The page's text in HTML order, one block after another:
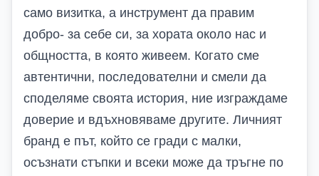
само визитка, а инструмент да правим
добро- за себе си, за хората около нас и
общността, в която живеем. Когато сме
автентични, последователни и смели да
споделяме своята история, ние изграждаме
доверие и вдъхновяваме другите. Личният
бранд е път, който се гради с малки,
осъзнати стъпки и всеки може да тръгне по